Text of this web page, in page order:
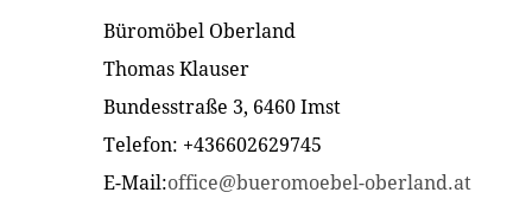
Büromöbel Oberland
Thomas Klauser
Bundesstraße 3, 6460 Imst
Telefon: +436602629745
E-Mail:office@bueromoebel-oberland.at